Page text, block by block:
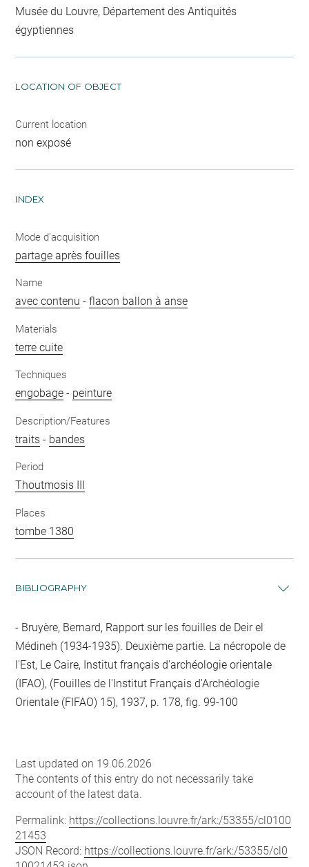
Musée du Louvre, Département des Antiquités
égyptiennes
LOCATION OF OBJECT
Current location
non exposé
INDEX
Mode d'acquisition
partage après fouilles
Name
avec contenu -flacon ballon à anse
Materials
terre cuite
Techniques
engobage - peinture
Description/Features
traits - bandes
Period
Thoutmosis III
Places
tombe 1380
BIBLIOGRAPHY
Bruyère, Bernard, Rapport sur les fouilles de Deir el
Médineh (1934-1935). Deuxième partie. La nécropole de
l'Est, Le Caire, Institut français d'archéologie orientale
(IFAO), (Fouilles de l'Institut Français d'Archéologie
Orientale (FIFAO) 15), 1937, p. 178, fig. 99-100
Last updated on 19.06.2026
The contents of this entry do not necessarily take
account of the latest data.
Permalink: https://collections.louvre.fr/ark:/53355/cl0100
21453
JSON Record: https://collections.louvre.fr/ark:/53355/cl0